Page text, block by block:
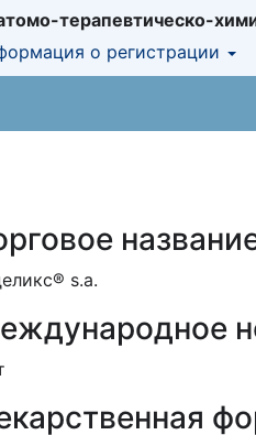
терапевтическо-
о регистрации
s.a.